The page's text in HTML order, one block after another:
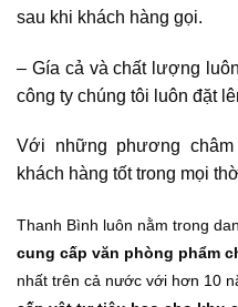
sau khi khách hàng gọi.
– Gía cả và chất lượng
công ty chúng tôi luôn đặt
Với những phương
khách hàng tốt trong mọi
Thanh Bình luôn nằm trong
cung cấp văn phòng phẩm
nhất trên cả nước với hơn 10